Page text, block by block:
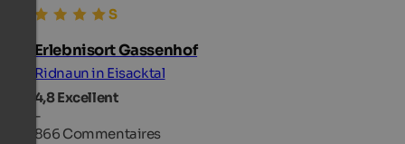
Erlebnisort Gassenhof
Ridnaun in Eisacktal
4,8Excellent
-
866 Commentaires